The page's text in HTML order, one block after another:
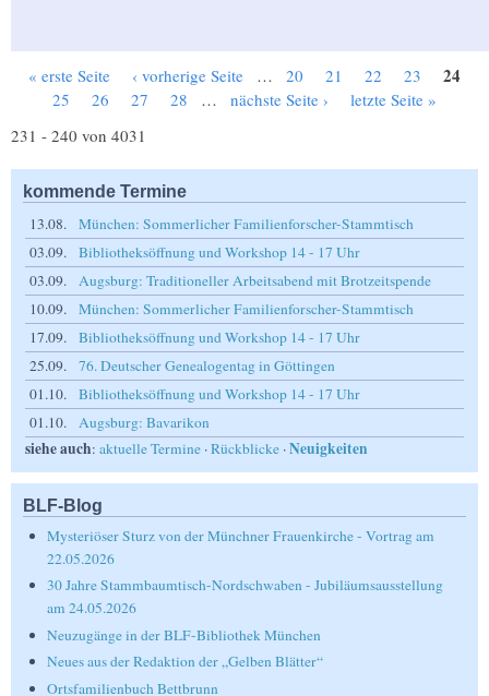
Seiten
« erste Seite ‹ vorherige Seite … 20 21 22 23 24
25 26 27 28 … nächste Seite ›
letzte Seite »
231 - 240 von 4031
kommende Termine
13.08.
München: Sommerlicher Familienforscher-Stammtisch
03.09.
Bibliotheksöffnung und Workshop 14 - 17 Uhr
03.09.
Augsburg: Traditioneller Arbeitsabend mit Brotzeitspende
10.09.
München: Sommerlicher Familienforscher-Stammtisch
17.09.
Bibliotheksöffnung und Workshop 14 - 17 Uhr
25.09.
76. Deutscher Genealogentag in Göttingen
01.10.
Bibliotheksöffnung und Workshop 14 - 17 Uhr
01.10.
Augsburg: Bavarikon
siehe auch: aktuelle Termine ·Rückblicke ·Neuigkeiten
BLF-Blog
Mysteriöser Sturz von der Münchner Frauenkirche - Vortrag am
22.05.2026
30 Jahre Stammbaumtisch-Nordschwaben - Jubiläumsausstellung
am 24.05.2026
Neuzugänge in der BLF-Bibliothek München
Neues aus der Redaktion der „Gelben Blätter“
Ortsfamilienbuch Bettbrunn